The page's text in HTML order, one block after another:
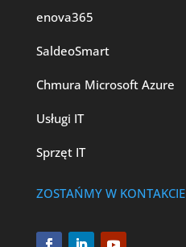
enova365
SaldeoSmart
Chmura Microsoft Azure
Usługi IT
Sprzęt IT
ZOSTAŃMY W KONTAKCIE